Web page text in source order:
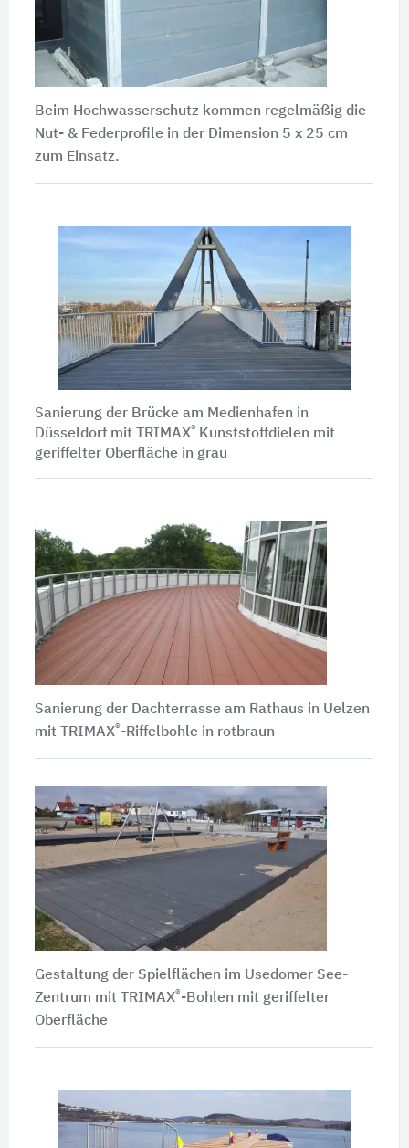
Beim Hochwasserschutz kommen regelmäßig die
Nut- & Federprofile in der Dimension 5 x 25 cm
zum Einsatz.
Sanierung der Brücke am Medienhafen in
Düsseldorf mit TRIMAX® Kunststoffdielen mit
geriffelter Oberfläche in grau
Sanierung der Dachterrasse am Rathaus in Uelzen
mit TRIMAX®-Riffelbohle in rotbraun
Gestaltung der Spielflächen im Usedomer See-
Zentrum mit TRIMAX®-Bohlen mit geriffelter
Oberfläche